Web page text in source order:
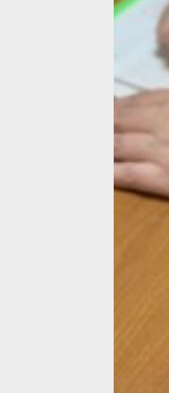
подобно ей,
Они
между
берут на
от
до
и врачи.
по
Войно-
Анна
что
персонала.
«Только за
обратилось
имени
Москвы,
до